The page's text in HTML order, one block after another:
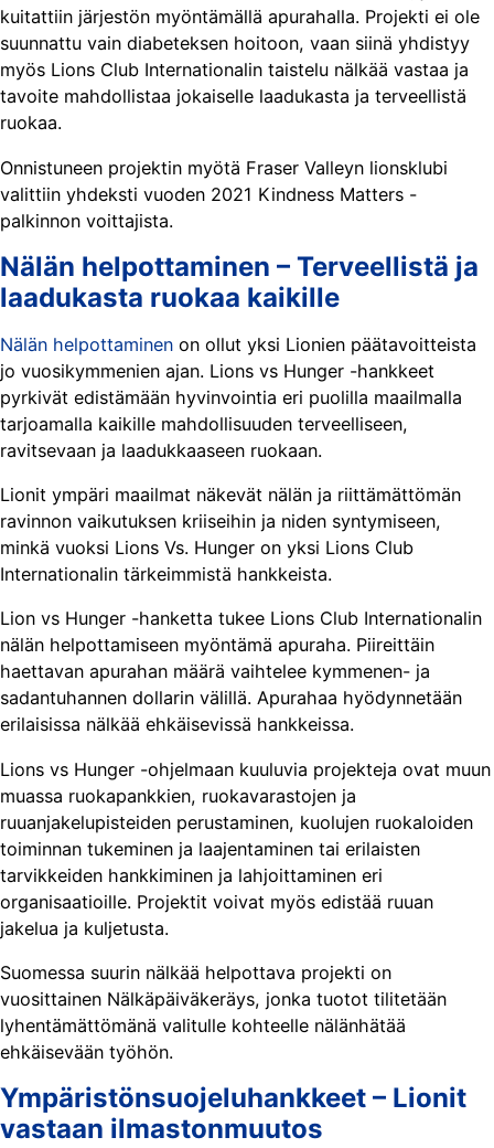
kuitattiin järjestön myöntämällä apurahalla. Projekti ei ole
suunnattu vain diabeteksen hoitoon, vaan siinä yhdistyy
myös Lions Club Internationalin taistelu nälkää vastaa ja
tavoite mahdollistaa jokaiselle laadukasta ja terveellistä
ruokaa.
Onnistuneen projektin myötä Fraser Valleyn lionsklubi
valittiin yhdeksti vuoden 2021 Kindness Matters -
palkinnon voittajista.
Nälän helpottaminen – Terveellistä ja
laadukasta ruokaa kaikille
Nälän helpottaminen on ollut yksi Lionien päätavoitteista
jo vuosikymmenien ajan. Lions vs Hunger -hankkeet
pyrkivät edistämään hyvinvointia eri puolilla maailmalla
tarjoamalla kaikille mahdollisuuden terveelliseen,
ravitsevaan ja laadukkaaseen ruokaan.
Lionit ympäri maailmat näkevät nälän ja riittämättömän
ravinnon vaikutuksen kriiseihin ja niden syntymiseen,
minkä vuoksi Lions Vs. Hunger on yksi Lions Club
Internationalin tärkeimmistä hankkeista.
Lion vs Hunger -hanketta tukee Lions Club Internationalin
nälän helpottamiseen myöntämä apuraha. Piireittäin
haettavan apurahan määrä vaihtelee kymmenen- ja
sadantuhannen dollarin välillä. Apurahaa hyödynnetään
erilaisissa nälkää ehkäisevissä hankkeissa.
Lions vs Hunger -ohjelmaan kuuluvia projekteja ovat muun
muassa ruokapankkien, ruokavarastojen ja
ruuanjakelupisteiden perustaminen, kuolujen ruokaloiden
toiminnan tukeminen ja laajentaminen tai erilaisten
tarvikkeiden hankkiminen ja lahjoittaminen eri
organisaatioille. Projektit voivat myös edistää ruuan
jakelua ja kuljetusta.
Suomessa suurin nälkää helpottava projekti on
vuosittainen Nälkäpäiväkeräys, jonka tuotot tilitetään
lyhentämättömänä valitulle kohteelle nälänhätää
ehkäisevään työhön.
Ympäristönsuojeluhankkeet – Lionit
vastaan ilmastonmuutos